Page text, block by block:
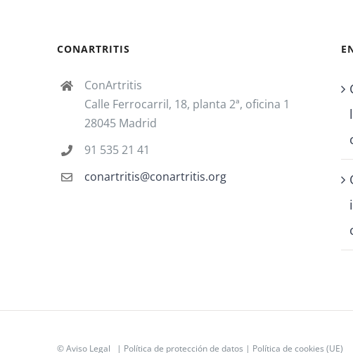
CONARTRITIS
ConArtritis
Calle Ferrocarril, 18, planta 2ª, oficina 1
28045 Madrid
91 535 21 41
conartritis@conartritis.org
©Aviso Legal | Política de protección de datos | Política de cookies (UE)